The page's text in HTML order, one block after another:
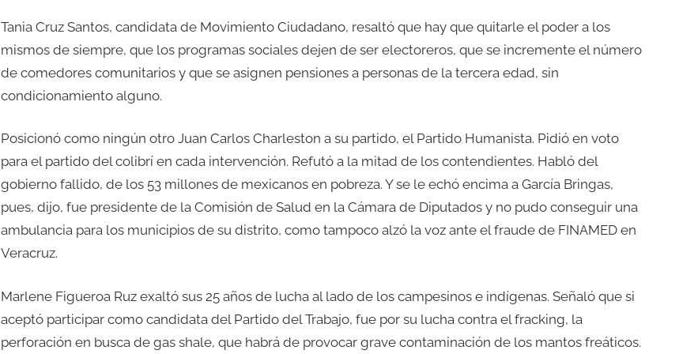
Tania Cruz Santos, candidata de Movimiento Ciudadano, resaltó que hay que quitarle el poder a los
mismos de siempre, que los programas sociales dejen de ser electoreros, que se incremente el número
de comedores comunitarios y que se asignen pensiones a personas de la tercera edad, sin
condicionamiento alguno.
Posicionó como ningún otro Juan Carlos Charleston a su partido, el Partido Humanista. Pidió en voto
para el partido del colibrí en cada intervención. Refutó a la mitad de los contendientes. Habló del
gobierno fallido, de los 53 millones de mexicanos en pobreza. Y se le echó encima a García Bringas,
pues, dijo, fue presidente de la Comisión de Salud en la Cámara de Diputados y no pudo conseguir una
ambulancia para los municipios de su distrito, como tampoco alzó la voz ante el fraude de FINAMED en
Veracruz.
Marlene Figueroa Ruz exaltó sus 25 años de lucha al lado de los campesinos e indígenas. Señaló que si
aceptó participar como candidata del Partido del Trabajo, fue por su lucha contra el fracking, la
perforación en busca de gas shale, que habrá de provocar grave contaminación de los mantos freáticos.